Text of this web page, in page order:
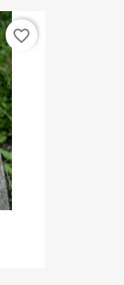
favorite_border